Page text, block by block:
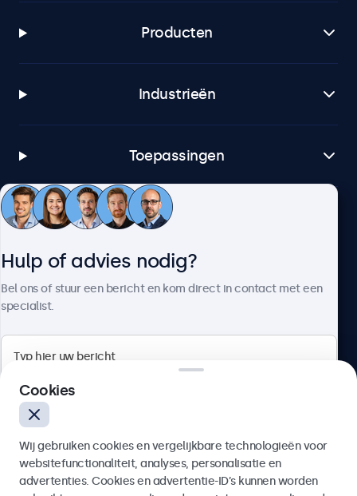
Producten
Industrieën
Toepassingen
Klantenservice
4.8/5 door 5000+ bedrijven
Nederlands
Hulp of advies nodig?
Bel ons of stuur een bericht en kom direct in contact met een
specialist.
Cookies
Wij gebruiken cookies en vergelijkbare technologieën voor
websitefunctionaliteit, analyses, personalisatie en
advertenties. Cookies en advertentie-ID’s kunnen worden